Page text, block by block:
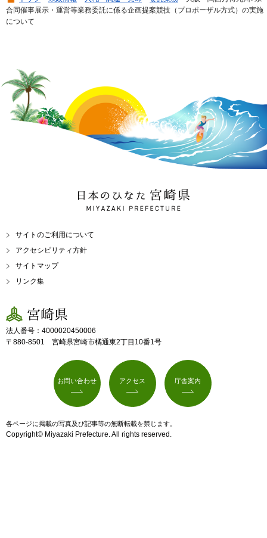
合同催事展示・運営等業務委託に係る企画提案競技（プロポーザル方式）の実施
について
日本のひなた 宮崎県
MIYAZAKI PREFECTURE
サイトのご利用について
アクセシビリティ方針
サイトマップ
リンク集
宮崎県
法人番号：4000020450006
〒880-8501 宮崎県宮崎市橘通東2丁目10番1号
お問い合わせ アクセス 庁舎案内
各ページに掲載の写真及び記事等の無断転載を禁じます。
Copyright© Miyazaki Prefecture. All rights reserved.